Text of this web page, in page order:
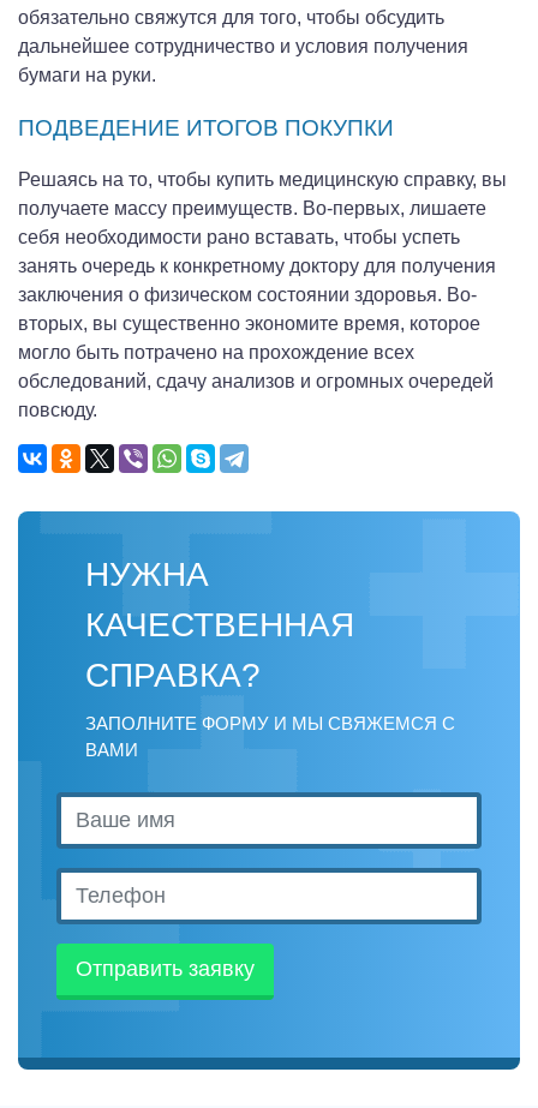
обязательно свяжутся для того, чтобы обсудить
дальнейшее сотрудничество и условия получения
бумаги на руки.
ПОДВЕДЕНИЕ ИТОГОВ ПОКУПКИ
Решаясь на то, чтобы купить медицинскую справку, вы
получаете массу преимуществ. Во-первых, лишаете
себя необходимости рано вставать, чтобы успеть
занять очередь к конкретному доктору для получения
заключения о физическом состоянии здоровья. Во-
вторых, вы существенно экономите время, которое
могло быть потрачено на прохождение всех
обследований, сдачу анализов и огромных очередей
повсюду.
НУЖНА
КАЧЕСТВЕННАЯ
СПРАВКА?
ЗАПОЛНИТЕ ФОРМУ И МЫ СВЯЖЕМСЯ С
ВАМИ
Отправить заявку